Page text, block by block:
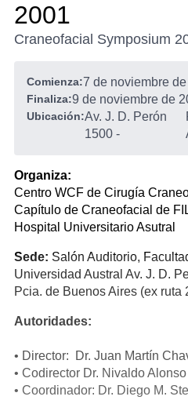
2001
Craneofacial Symposium
Comienza:7 de noviembre de
Finaliza:9 de noviembre de
Ubicación:Av. J. D. Perón
1500 -
Organiza:
Centro WCF de Cirugía
Capítulo de Craneofacial de
Hospital Universitario Asutral
Sede: Salón Auditorio,
Universidad Austral Av. J. D.
Pcia. de Buenos Aires (ex ruta
Autoridades:
• Director: Dr. Juan Martín
• Codirector Dr. Nivaldo Alonso
• Coordinador: Dr. Diego M.